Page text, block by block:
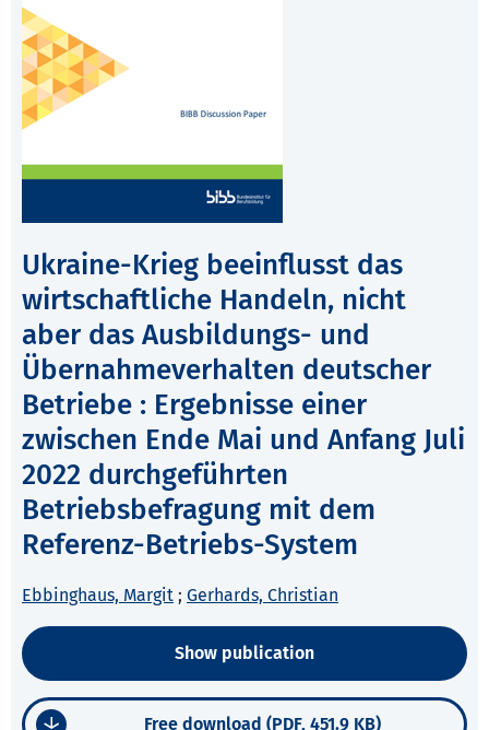
Ukraine-Krieg beeinflusst das
wirtschaftliche Handeln, nicht
aber das Ausbildungs- und
Übernahmeverhalten deutscher
Betriebe : Ergebnisse einer
zwischen Ende Mai und Anfang Juli
2022 durchgeführten
Betriebsbefragung mit dem
Referenz-Betriebs-System
Ebbinghaus, Margit ; Gerhards, Christian
Show publication
Free download (PDF, 451.9 KB)